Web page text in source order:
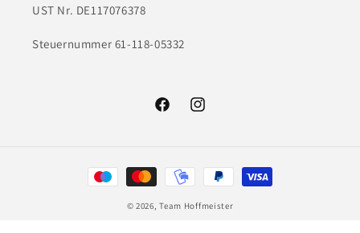
UST Nr. DE117076378
Steuernummer 61-118-05332
FacebookInstagram
Zahlungsmethoden
© 2026,Team Hoffmeister